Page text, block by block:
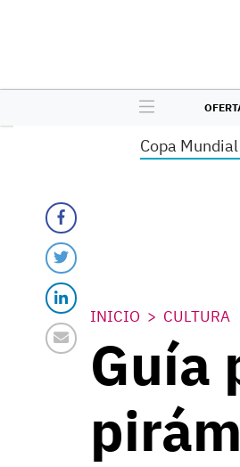
Copa
INICIO CULTURA
Guía